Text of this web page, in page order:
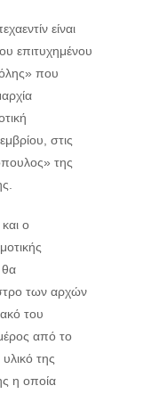
είναι
επιτυχημένου
που
στις
της
ο
θα
των αρχών
του
από το
της
η οποία